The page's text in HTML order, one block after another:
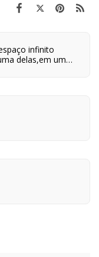
infinito
delas,em um